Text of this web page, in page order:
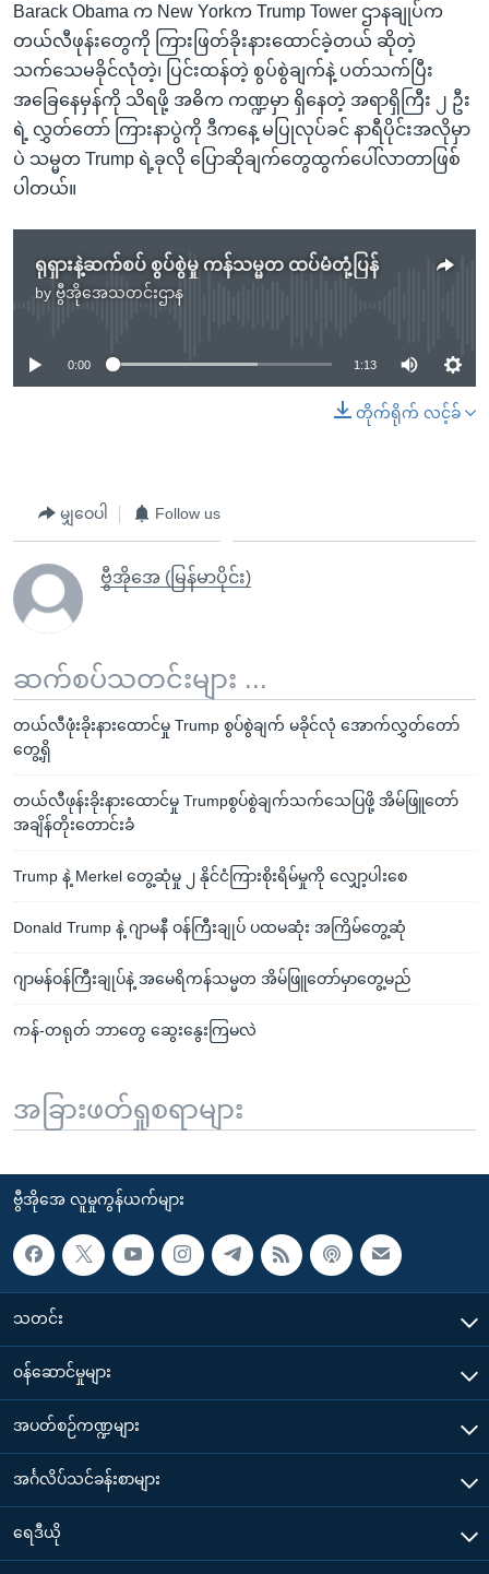
Barack Obama က New Yorkက Trump Tower ဌာနချုပ်က
တယ်လီဖုန်းတွေကို ကြားဖြတ်ခိုးနားထောင်ခဲ့တယ် ဆိုတဲ့
သက်သေမခိုင်လုံတဲ့၊ ပြင်းထန်တဲ့ စွပ်စွဲချက်နဲ့ ပတ်သက်ပြီး
အခြေနေမှန်ကို သိရဖို့ အဓိက ကဏ္ဍမှာ ရှိနေတဲ့ အရာရှိကြီး ၂ ဦး
ရဲ့ လွှတ်တော် ကြားနာပွဲကို ဒီကနေ့ မပြုလုပ်ခင် နာရီပိုင်းအလိုမှာ
ပဲ သမ္မတ Trump ရဲ့ခုလို ပြောဆိုချက်တွေထွက်ပေါ်လာတာဖြစ်
ပါတယ်။
ရုရှားနဲ့ဆက်စပ် စွပ်စွဲမှု ကန်သမ္မတ ထပ်မံတုံ့ပြန်
by ဗွီအိုအေသတင်းဌာန
No media source currently available
0:00 1:13
တိုက်ရိုက် လင့်ခ်
မျှဝေပါ Follow us
ဗွီအိုအေ (မြန်မာပိုင်း)
ဆက်စပ်သတင်းများ ...
တယ်လီဖုံးခိုးနားထောင်မှု Trump စွပ်စွဲချက် မခိုင်လုံ အောက်လွှတ်တော်
တွေ့ရှိ
တယ်လီဖုန်းခိုးနားထောင်မှု Trumpစွပ်စွဲချက်သက်သေပြဖို့ အိမ်ဖြူတော်
အချိန်တိုးတောင်းခံ
Trump နဲ့ Merkel တွေ့ဆုံမှု ၂ နိုင်ငံကြားစိုးရိမ်မှုကို လျှော့ပါးစေ
Donald Trump နဲ့ ဂျာမနီ ဝန်ကြီးချုပ် ပထမဆုံး အကြိမ်တွေ့ဆုံ
ဂျာမန်ဝန်ကြီးချုပ်နဲ့ အမေရိကန်သမ္မတ အိမ်ဖြူတော်မှာတွေ့မည်
ကန်-တရုတ် ဘာတွေ ဆွေးနွေးကြမလဲ
အခြားဖတ်ရှုစရာများ
ဗွီအိုအေ လူမှုကွန်ယက်များ
သတင်း
၀န်ဆောင်မှုများ
အပတ်စဉ်ကဏ္ဍများ
အင်္ဂလိပ်သင်ခန်းစာများ
ရေဒီယို